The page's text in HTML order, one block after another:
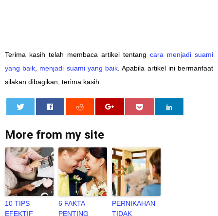
Terima kasih telah membaca artikel tentang cara menjadi suami
yang baik
menjadi suami yang baik . Apabila artikel ini bermanfaat
silakan dibagikan, terima kasih.
More from my site
10 TIPS
EFEKTIF
6 FAKTA
PENTING
PERNIKAHAN
TIDAK